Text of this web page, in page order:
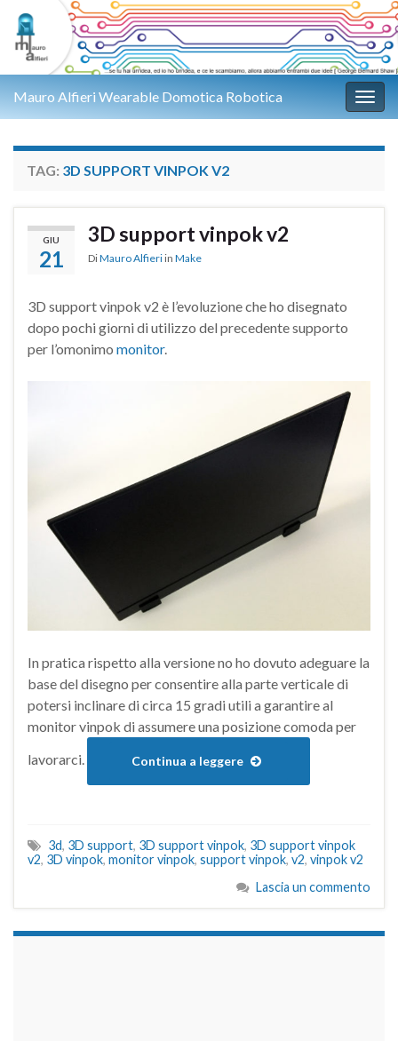
Mauro Alfieri Wearable Domotica Robotica
TAG: 3D SUPPORT VINPOK V2
GIU
21
3D support vinpok v2
DiMauro Alfieri in Make
3D support vinpok v2 è l’evoluzione che ho disegnato
dopo pochi giorni di utilizzo del precedente supporto
per l’omonimo monitor.
In pratica rispetto alla versione no ho dovuto adeguare la
base del disegno per consentire alla parte verticale di
potersi inclinare di circa 15 gradi utili a garantire al
monitor vinpok di assumere una posizione comoda per
lavorarci.
Continua a leggere
3d, 3D support, 3D support vinpok, 3D support vinpok
v2, 3D vinpok, monitor vinpok, support vinpok, v2, vinpok v2
Lascia un commento